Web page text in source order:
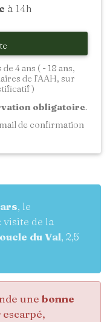
à 14h
4 ans ( - 18 ans,
de l’AAH, sur
)
obligatoire.
de confirmation
, le
visite de la
du Val, 2,5
une bonne